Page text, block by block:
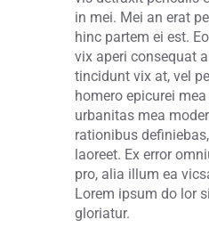
in mei. Mei an erat
hinc partem ei est.
vix aperi consequat
tincidunt vix at, vel
homero epicurei
urbanitas mea
rationibus
laoreet. Ex error
pro, alia illum ea
Lorem ipsum do lor
gloriatur.